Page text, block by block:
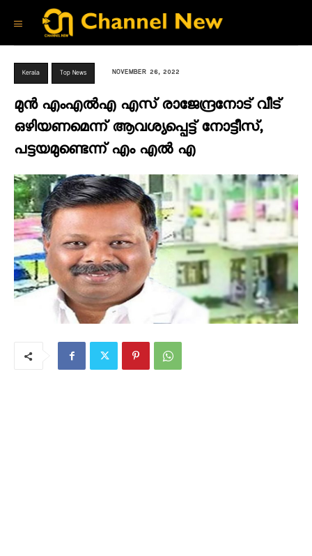
Kerala Top News NOVEMBER 26, 2022
മുൻ എംഎൽഎ എസ് രാജേന്ദ്രനോട് വീട്
ഒഴിയണമെന്ന് ആവശ്യപ്പെട്ട് നോട്ടീസ്‌,
പട്ടയമുണ്ടെന്ന് എം എൽ എ